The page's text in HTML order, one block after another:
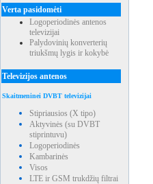
Verta pasidomėti
Logoperiodinės antenos
televizijai
Palydovinių konverterių
triukšmų lygis ir kokybė
Televizijos antenos
Skaitmeninei DVBT televizijai
Stipriausios (X tipo)
Aktyvinės (su DVBT
stiprintuvu)
Logoperiodinės
Kambarinės
Visos
LTE ir GSM trukdžių filtrai